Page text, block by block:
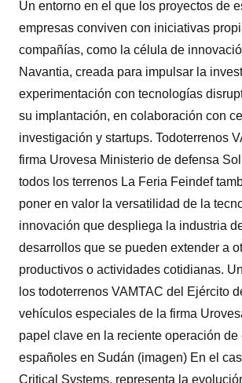
Un entorno en el que los proyectos de
empresas conviven con iniciativas
compañías, como la célula de
Navantia, creada para impulsar la
experimentación con tecnologías
su implantación, en colaboración con
investigación y startups. Todoterrenos
firma Urovesa Ministerio de defensa
todos los terrenos La Feria Feindef
poner en valor la versatilidad de la
innovación que despliega la industria
desarrollos que se pueden extender a
productivos o actividades cotidianas.
los todoterrenos VAMTAC del Ejército
vehículos especiales de la firma
papel clave en la reciente operación
españoles en Sudán (imagen) En el
Critical Systems, representa la